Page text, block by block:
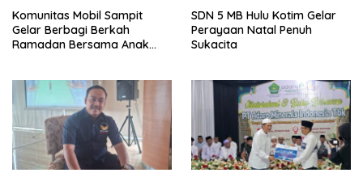
Komunitas Mobil Sampit
Gelar Berbagi Berkah
Ramadan Bersama Anak
SDN 5 MB Hulu Kotim Gelar
Perayaan Natal Penuh
Sukacita